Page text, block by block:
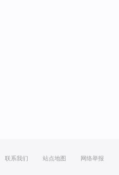
联系我们 站点地图 网络举报